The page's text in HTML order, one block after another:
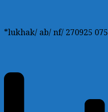
*lukhak/ ab/ nf/ 270925 075